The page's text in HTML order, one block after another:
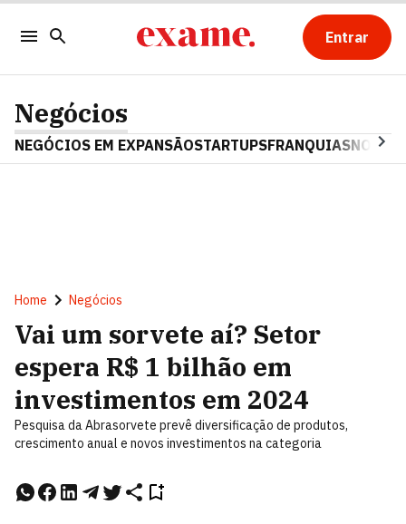
Entrar
Negócios
NEGÓCIOS EM EXPANSÃOSTARTUPSFRANQUIAS
Home Negócios
Vai um sorvete aí? Setor
espera R$ 1 bilhão em
investimentos em 2024
Pesquisa da Abrasorvete prevê diversificação de produtos,
crescimento anual e novos investimentos na categoria